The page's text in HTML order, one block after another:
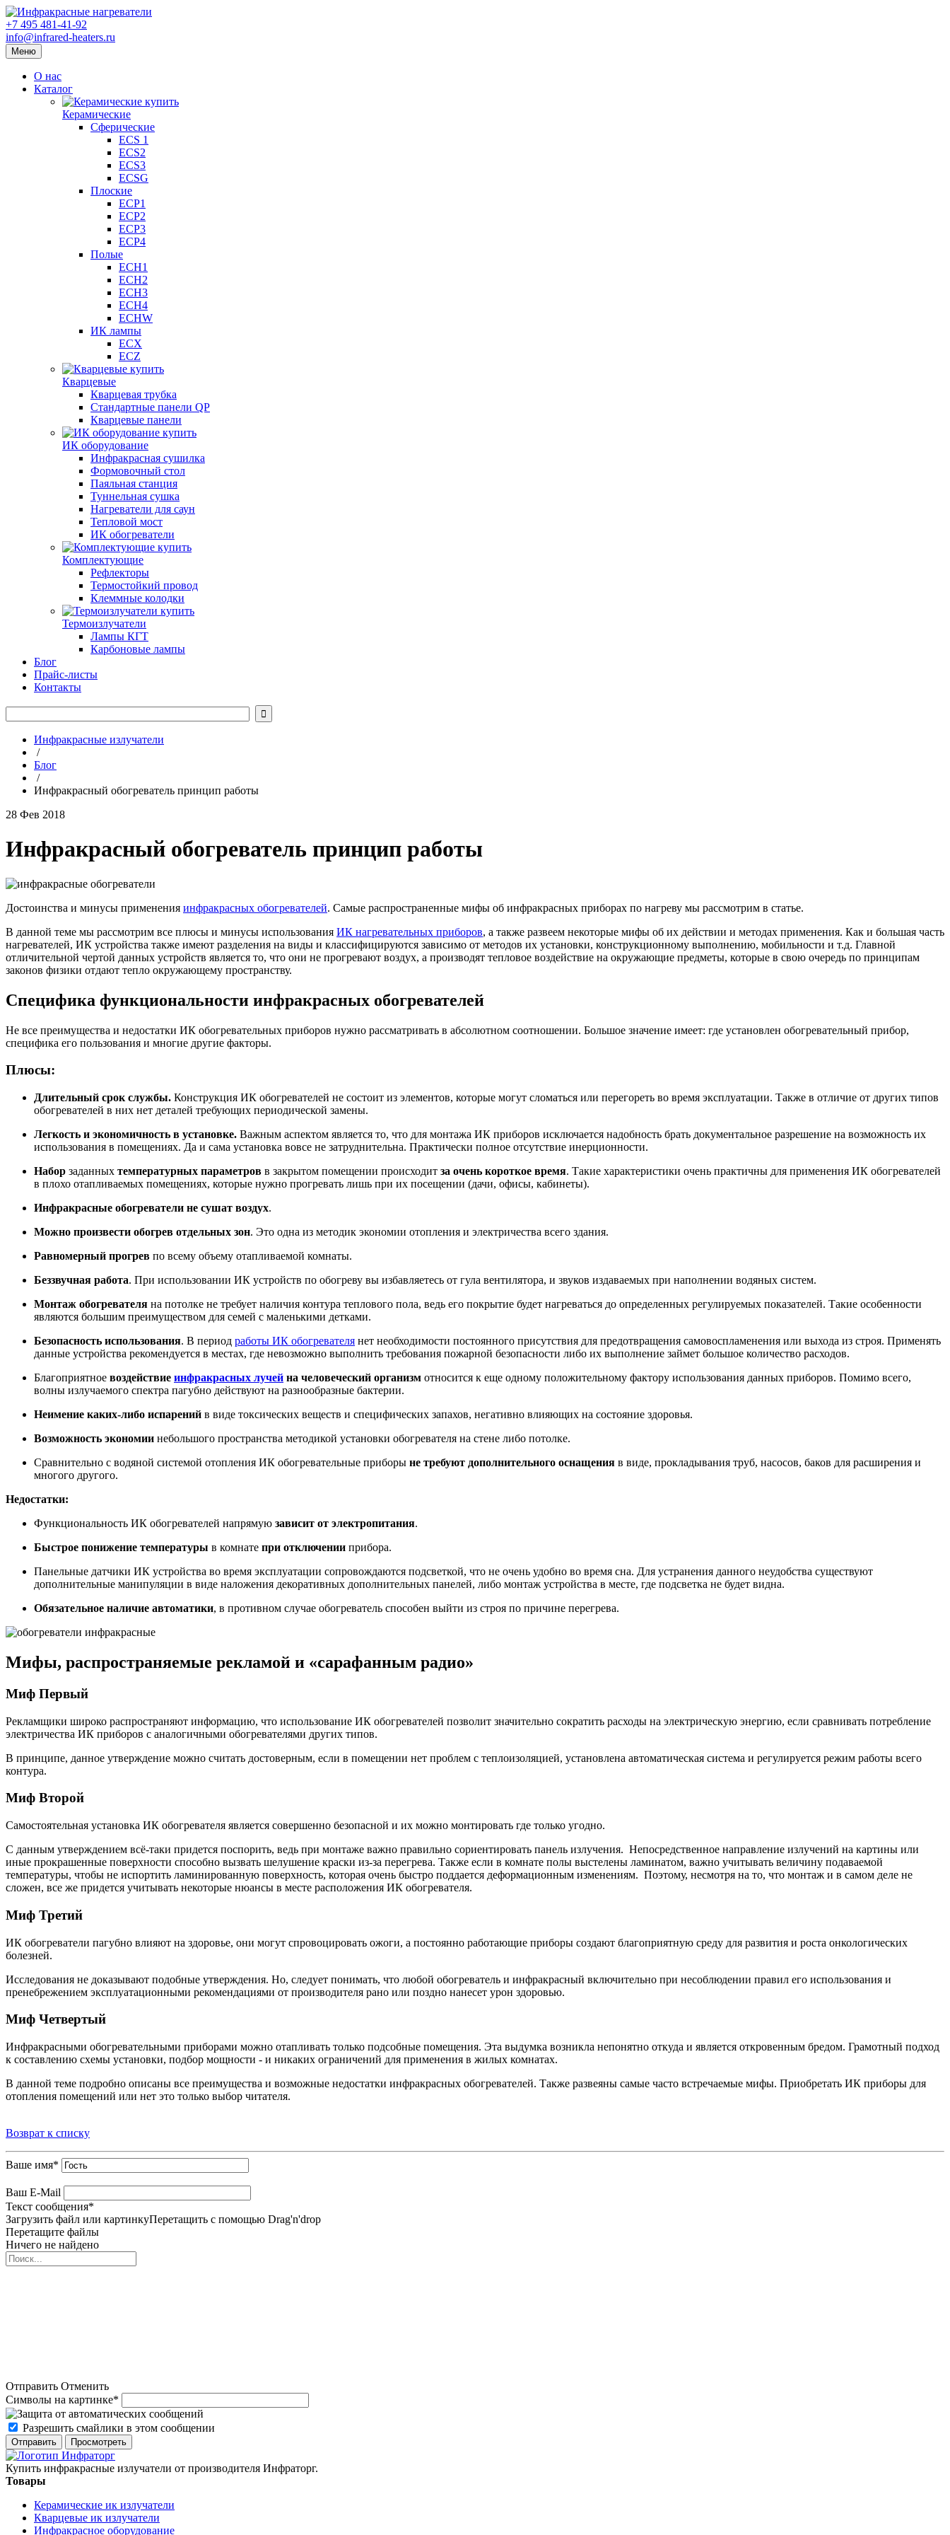
+7 495 481-41-92
info@infrared-heaters.ru
Меню
О нас
Каталог
Керамические
Сферические
ECS 1
ECS2
ECS3
ECSG
Плоские
ECP1
ECP2
ECP3
ECP4
Полые
ECH1
ECH2
ECH3
ECH4
ECHW
ИК лампы
ECX
ECZ
Кварцевые
Кварцевая трубка
Стандартные панели QP
Кварцевые панели
ИК оборудование
Инфракрасная сушилка
Формовочный стол
Паяльная станция
Туннельная сушка
Нагреватели для саун
Тепловой мост
ИК обогреватели
Комплектующие
Рефлекторы
Термостойкий провод
Клеммные колодки
Термоизлучатели
Лампы КГТ
Карбоновые лампы
Блог
Прайс-листы
Контакты

Инфракрасные излучатели
/
Блог
/
Инфракрасный обогреватель принцип работы
28 Фев 2018
Инфракрасный обогреватель принцип работы
Достоинства и минусы применения инфракрасных обогревателей. Самые распространенные мифы об инфракрасных приборах по нагреву мы рассмотрим в статье.
В данной теме мы рассмотрим все плюсы и минусы использования ИК нагревательных приборов, а также развеем некоторые мифы об их действии и методах применения. Как и большая часть
нагревателей, ИК устройства также имеют разделения на виды и классифицируются зависимо от методов их установки, конструкционному выполнению, мобильности и т.д. Главной
отличительной чертой данных устройств является то, что они не прогревают воздух, а производят тепловое воздействие на окружающие предметы, которые в свою очередь по принципам
законов физики отдают тепло окружающему пространству.
Специфика функциональности инфракрасных обогревателей
Не все преимущества и недостатки ИК обогревательных приборов нужно рассматривать в абсолютном соотношении. Большое значение имеет: где установлен обогревательный прибор,
специфика его пользования и многие другие факторы.
Плюсы:
Длительный срок службы. Конструкция ИК обогревателей не состоит из элементов, которые могут сломаться или перегореть во время эксплуатации. Также в отличие от других типов
обогревателей в них нет деталей требующих периодической замены.
Легкость и экономичность в установке. Важным аспектом является то, что для монтажа ИК приборов исключается надобность брать документальное разрешение на возможность их
использования в помещениях. Да и сама установка вовсе не затруднительна. Практически полное отсутствие инерционности.
Набор заданных температурных параметров в закрытом помещении происходит за очень короткое время. Такие характеристики очень практичны для применения ИК обогревателей
в плохо отапливаемых помещениях, которые нужно прогревать лишь при их посещении (дачи, офисы, кабинеты).
Инфракрасные обогреватели не сушат воздух.
Можно произвести обогрев отдельных зон. Это одна из методик экономии отопления и электричества всего здания.
Равномерный прогрев по всему объему отапливаемой комнаты.
Беззвучная работа. При использовании ИК устройств по обогреву вы избавляетесь от гула вентилятора, и звуков издаваемых при наполнении водяных систем.
Монтаж обогревателя на потолке не требует наличия контура теплового пола, ведь его покрытие будет нагреваться до определенных регулируемых показателей. Такие особенности
являются большим преимуществом для семей с маленькими детками.
Безопасность использования. В период работы ИК обогревателя нет необходимости постоянного присутствия для предотвращения самовоспламенения или выхода из строя. Применять
данные устройства рекомендуется в местах, где невозможно выполнить требования пожарной безопасности либо их выполнение займет большое количество расходов.
Благоприятное воздействие инфракрасных лучей на человеческий организм относится к еще одному положительному фактору использования данных приборов. Помимо всего,
волны излучаемого спектра пагубно действуют на разнообразные бактерии.
Неимение каких-либо испарений в виде токсических веществ и специфических запахов, негативно влияющих на состояние здоровья.
Возможность экономии небольшого пространства методикой установки обогревателя на стене либо потолке.
Сравнительно с водяной системой отопления ИК обогревательные приборы не требуют дополнительного оснащения в виде, прокладывания труб, насосов, баков для расширения и
многого другого.
Недостатки:
Функциональность ИК обогревателей напрямую зависит от электропитания.
Быстрое понижение температуры в комнате при отключении прибора.
Панельные датчики ИК устройства во время эксплуатации сопровождаются подсветкой, что не очень удобно во время сна. Для устранения данного неудобства существуют
дополнительные манипуляции в виде наложения декоративных дополнительных панелей, либо монтаж устройства в месте, где подсветка не будет видна.
Обязательное наличие автоматики, в противном случае обогреватель способен выйти из строя по причине перегрева.
Мифы, распространяемые рекламой и «сарафанным радио»
Миф Первый
Рекламщики широко распространяют информацию, что использование ИК обогревателей позволит значительно сократить расходы на электрическую энергию, если сравнивать потребление
электричества ИК приборов с аналогичными обогревателями других типов.
В принципе, данное утверждение можно считать достоверным, если в помещении нет проблем с теплоизоляцией, установлена автоматическая система и регулируется режим работы всего
контура.
Миф Второй
Самостоятельная установка ИК обогревателя является совершенно безопасной и их можно монтировать где только угодно.
С данным утверждением всё-таки придется поспорить, ведь при монтаже важно правильно сориентировать панель излучения. Непосредственное направление излучений на картины или
иные прокрашенные поверхности способно вызвать шелушение краски из-за перегрева. Также если в комнате полы выстелены ламинатом, важно учитывать величину подаваемой
температуры, чтобы не испортить ламинированную поверхность, которая очень быстро поддается деформационным изменениям. Поэтому, несмотря на то, что монтаж и в самом деле не
сложен, все же придется учитывать некоторые нюансы в месте расположения ИК обогревателя.
Миф Третий
ИК обогреватели пагубно влияют на здоровье, они могут спровоцировать ожоги, а постоянно работающие приборы создают благоприятную среду для развития и роста онкологических
болезней.
Исследования не доказывают подобные утверждения. Но, следует понимать, что любой обогреватель и инфракрасный включительно при несоблюдении правил его использования и
пренебрежением эксплуатационными рекомендациями от производителя рано или поздно нанесет урон здоровью.
Миф Четвертый
Инфракрасными обогревательными приборами можно отапливать только подсобные помещения. Эта выдумка возникла непонятно откуда и является откровенным бредом. Грамотный подход
к составлению схемы установки, подбор мощности - и никаких ограничений для применения в жилых комнатах.
В данной теме подробно описаны все преимущества и возможные недостатки инфракрасных обогревателей. Также развеяны самые часто встречаемые мифы. Приобретать ИК приборы для
отопления помещений или нет это только выбор читателя.
Возврат к списку
Ваше имя*
Ваш E-Mail
Текст сообщения*
Загрузить файл или картинкуПеретащить с помощью Drag'n'drop
Перетащите файлы
Ничего не найдено
Отправить Отменить
Символы на картинке*
Разрешить смайлики в этом сообщении
Купить инфракрасные излучатели от производителя Инфраторг.
Товары
Керамические ик излучатели
Кварцевые ик излучатели
Инфракрасное оборудование